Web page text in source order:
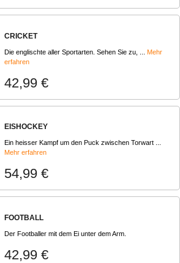
CRICKET
Die englischte aller Sportarten. Sehen Sie zu, ... Mehr
erfahren
42,99 €
EISHOCKEY
Ein heisser Kampf um den Puck zwischen Torwart ...
Mehr erfahren
54,99 €
FOOTBALL
Der Footballer mit dem Ei unter dem Arm.
42,99 €